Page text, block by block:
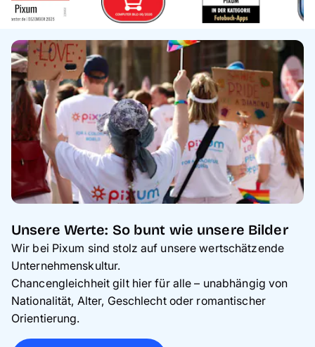
Unsere Werte: So bunt wie unsere Bilder
Wir bei Pixum sind stolz auf unsere wertschätzende
Unternehmenskultur.
Chancengleichheit gilt hier für alle – unabhängig von
Nationalität, Alter, Geschlecht oder romantischer
Orientierung.